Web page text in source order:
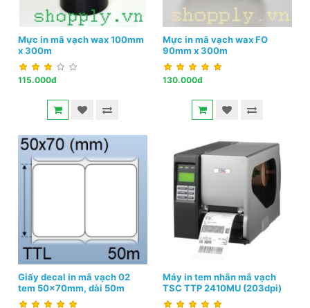
Mực in mã vạch wax 100mm
x 300m
115.000đ
Mực in mã vạch wax FO
90mm x 300m
130.000đ
Giấy decal in mã vạch 02
tem 50x70mm, dài 50m
Máy in tem nhãn mã vạch
TSC TTP 2410MU (203dpi)